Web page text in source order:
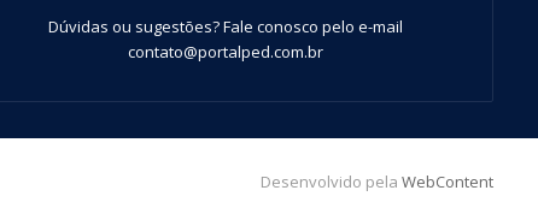
Dúvidas ou sugestões? Fale conosco pelo e-mail
contato@portalped.com.br
Desenvolvido pela WebContent